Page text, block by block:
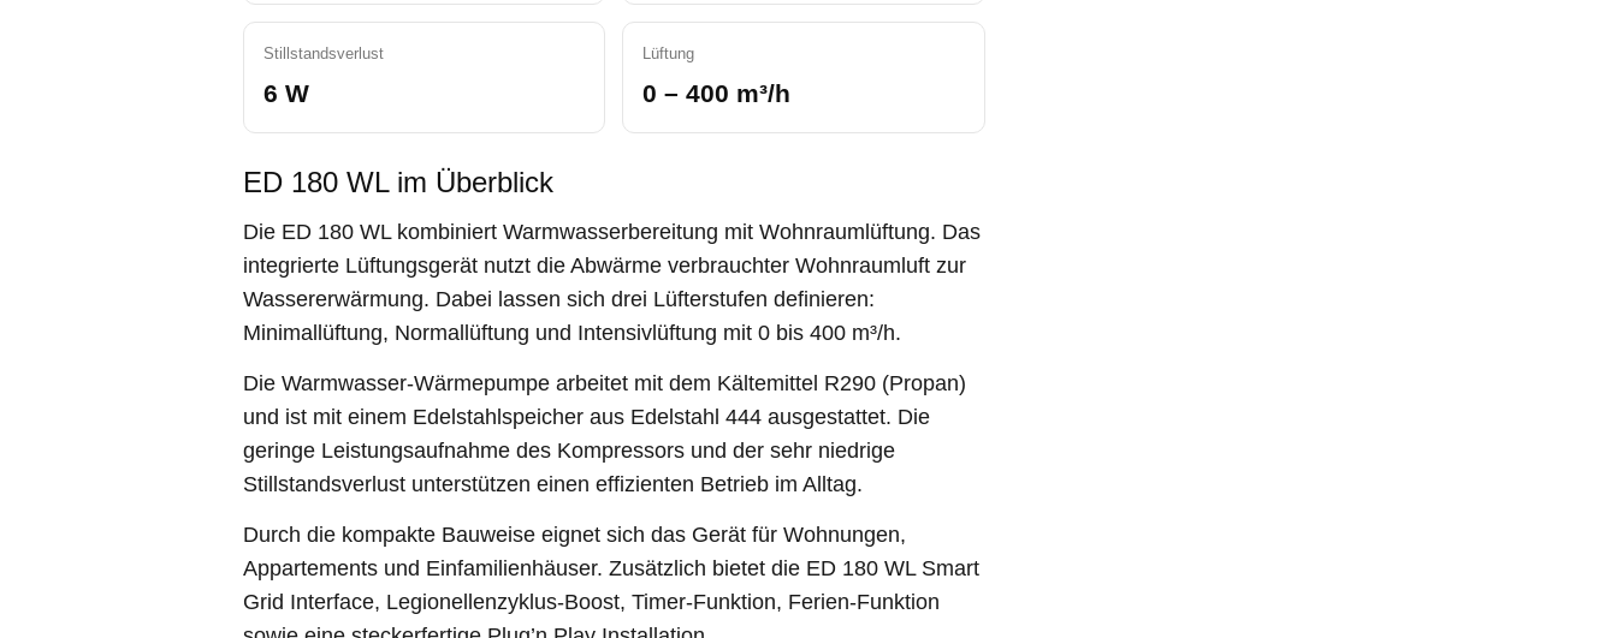
Stillstandsverlust
6 W
Lüftung
0 – 400 m³/h
ED 180 WL im Überblick
Die ED 180 WL kombiniert Warmwasserbereitung mit Wohnraumlüftung. Das
integrierte Lüftungsgerät nutzt die Abwärme verbrauchter Wohnraumluft zur
Wassererwärmung. Dabei lassen sich drei Lüfterstufen definieren:
Minimallüftung, Normallüftung und Intensivlüftung mit 0 bis 400 m³/h.
Die Warmwasser-Wärmepumpe arbeitet mit dem Kältemittel R290 (Propan)
und ist mit einem Edelstahlspeicher aus Edelstahl 444 ausgestattet. Die
geringe Leistungsaufnahme des Kompressors und der sehr niedrige
Stillstandsverlust unterstützen einen effizienten Betrieb im Alltag.
Durch die kompakte Bauweise eignet sich das Gerät für Wohnungen,
Appartements und Einfamilienhäuser. Zusätzlich bietet die ED 180 WL Smart
Grid Interface, Legionellenzyklus-Boost, Timer-Funktion, Ferien-Funktion